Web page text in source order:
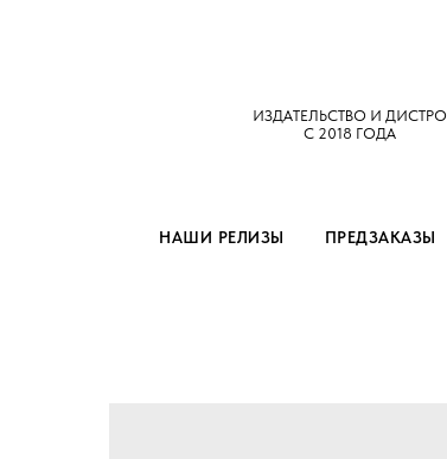
ИЗДАТЕЛЬСТВО И ДИСТРО
С 2018 ГОДА
НАШИ РЕЛИЗЫ ПРЕДЗАКАЗЫ